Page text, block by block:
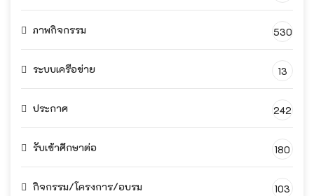
ภาพกิจกรรม 530
ระบบเครือข่าย 13
ประกาศ 242
รับเข้าศึกษาต่อ 180
กิจกรรม/โครงการ/อบรม 103